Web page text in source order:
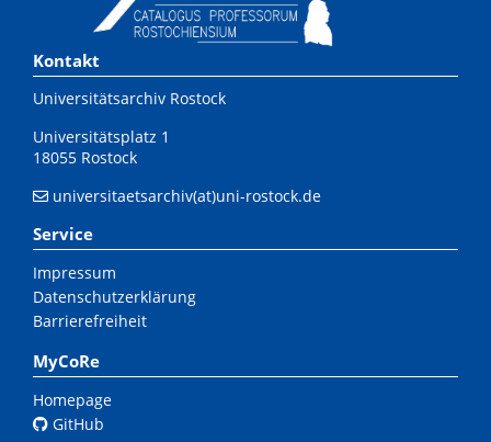
Kontakt
Universitätsarchiv Rostock
Universitätsplatz 1
18055 Rostock
universitaetsarchiv(at)uni-rostock.de
Service
Impressum
Datenschutzerklärung
Barrierefreiheit
MyCoRe
Homepage
GitHub